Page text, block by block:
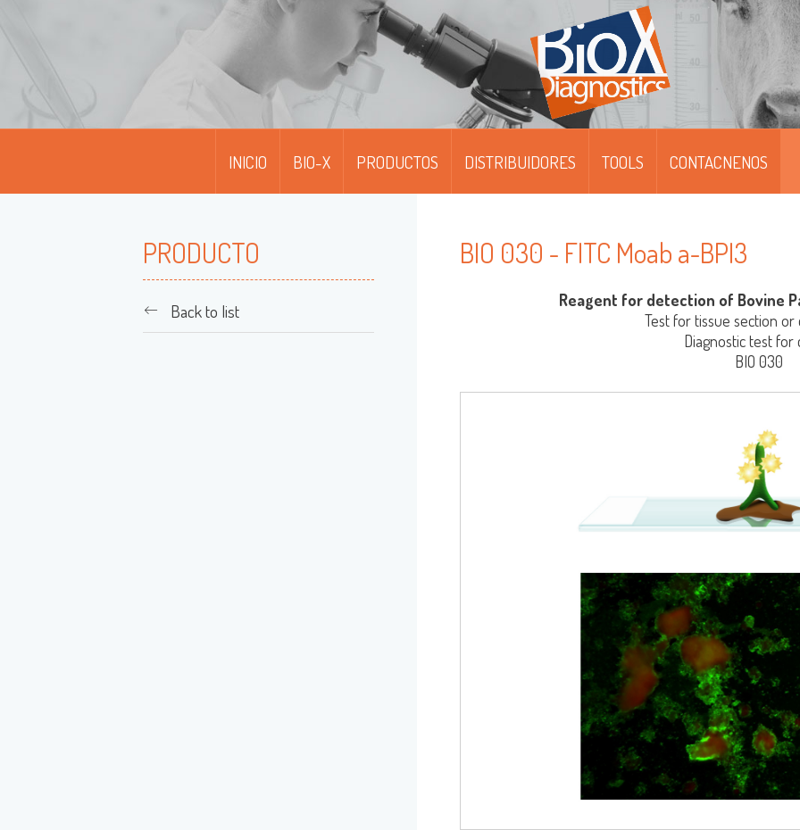
INICIO BIO-X
PRODUCTOS
DIPFIT™
DISTRIBUIDORES TOOLS CONTACNENOS
PRODUCTO
Back to list
BIO 030 - FITC Moab a-BPI3
Reagent for detection of Bovine
Test for tissue section or
Diagnostic test for
BIO 030
Iniciar Sesión
Nombre de Usuario